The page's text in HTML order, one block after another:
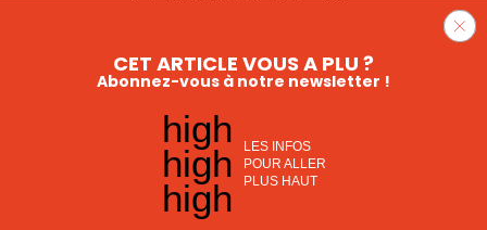
CET ARTICLE VOUS A PLU ?
Abonnez-vous à notre newsletter !
high
high
high
LES INFOS
POUR ALLER
PLUS HAUT